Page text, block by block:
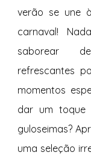
verão se une
carnaval!
saborear
refrescantes
momentos
dar um toque
guloseimas?
uma seleção